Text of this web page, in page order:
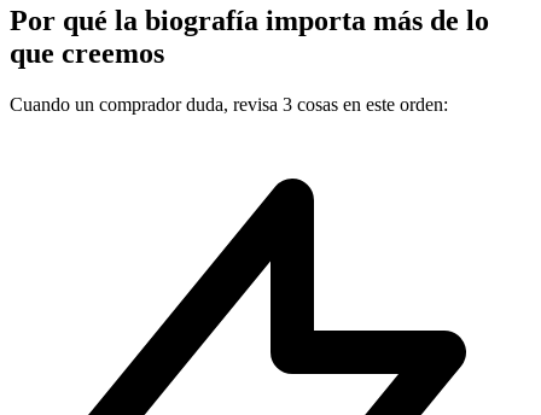
Por qué la biografía importa más de lo
que creemos
Cuando un comprador duda, revisa 3 cosas en este orden: